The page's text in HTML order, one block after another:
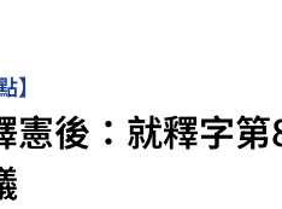
】
憲後：就釋字